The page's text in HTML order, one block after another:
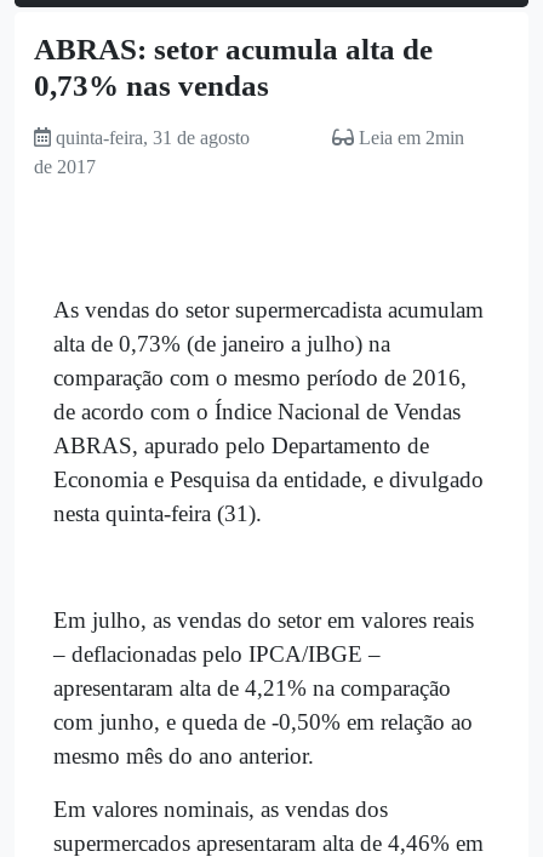
ABRAS: setor acumula alta de
0,73% nas vendas
quinta-feira, 31 de agosto
de 2017
Leia em 2min
As vendas do setor supermercadista acumulam
alta de 0,73% (de janeiro a julho) na
comparação com o mesmo período de 2016,
de acordo com o Índice Nacional de Vendas
ABRAS, apurado pelo Departamento de
Economia e Pesquisa da entidade, e divulgado
nesta quinta-feira (31).
Em julho, as vendas do setor em valores reais
– deflacionadas pelo IPCA/IBGE –
apresentaram alta de 4,21% na comparação
com junho, e queda de -0,50% em relação ao
mesmo mês do ano anterior.
Em valores nominais, as vendas dos
supermercados apresentaram alta de 4,46% em